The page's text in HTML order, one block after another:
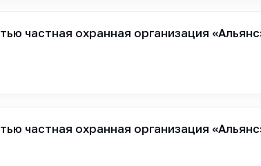
частная охранная организация
частная охранная организация